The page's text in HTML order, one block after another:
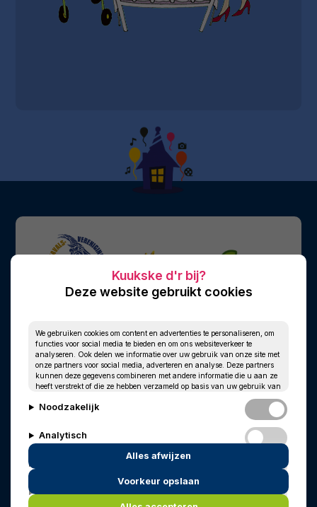
© 2010 - 2026PrivacyCookies
Deze website gebruikt cookies
We gebruiken cookies om content en advertenties te personaliseren, om
functies voor social media te bieden en om ons websiteverkeer te
analyseren. Ook delen we informatie over uw gebruik van onze site met
onze partners voor social media, adverteren en analyse. Deze partners
kunnen deze gegevens combineren met andere informatie die u aan ze
heeft verstrekt of die ze hebben verzameld op basis van uw gebruik van
Noodzakelijk
Analytisch
Marketing
Alles afwijzen
Voorkeur opslaan